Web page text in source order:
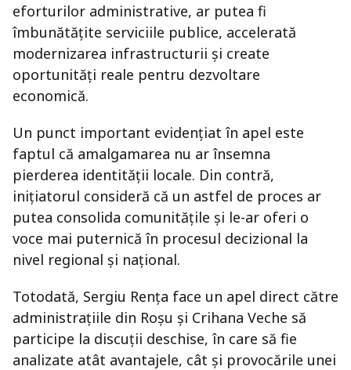
eforturilor administrative, ar putea fi
îmbunătățite serviciile publice, accelerată
modernizarea infrastructurii și create
oportunități reale pentru dezvoltare
economică.
Un punct important evidențiat în apel este
faptul că amalgamarea nu ar însemna
pierderea identității locale. Din contră,
inițiatorul consideră că un astfel de proces ar
putea consolida comunitățile și le-ar oferi o
voce mai puternică în procesul decizional la
nivel regional și național.
Totodată, Sergiu Rența face un apel direct către
administrațiile din Roșu și Crihana Veche să
participe la discuții deschise, în care să fie
analizate atât avantajele, cât și provocările unei